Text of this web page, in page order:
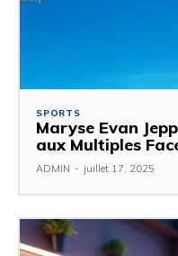
SPORTS
Maryse Evan
aux Multiples
ADMIN - juillet 17, 2025